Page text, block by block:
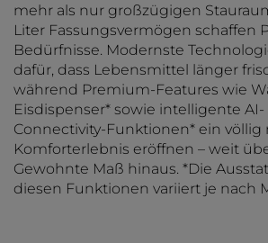
mehr als nur großzügigen
Liter Fassungsvermögen schaffen
Bedürfnisse. Modernste
dafür, dass Lebensmittel länger
während Premium-Features wie
Eisdispenser* sowie intelligente
Connectivity-Funktionen* ein völlig
Komforterlebnis eröffnen – weit
Gewohnte Maß hinaus. *Die
diesen Funktionen variiert je nach